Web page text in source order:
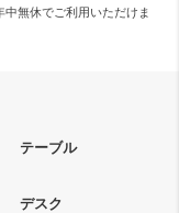
中無休でご利用いただけま
テーブル
デスク